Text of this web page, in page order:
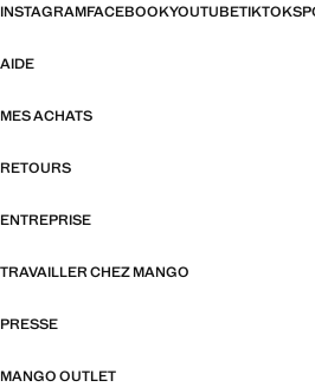
INSTAGRAMFACEBOOKYOUTUBETIKTOK
AIDE
MES ACHATS
RETOURS
ENTREPRISE
TRAVAILLER CHEZ MANGO
PRESSE
MANGO OUTLET